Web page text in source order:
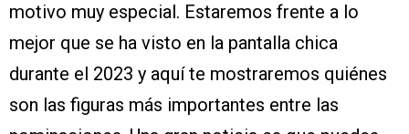
motivo muy especial. Estaremos frente a lo
mejor que se ha visto en la pantalla chica
durante el 2023 y aquí te mostraremos quiénes
son las figuras más importantes entre las